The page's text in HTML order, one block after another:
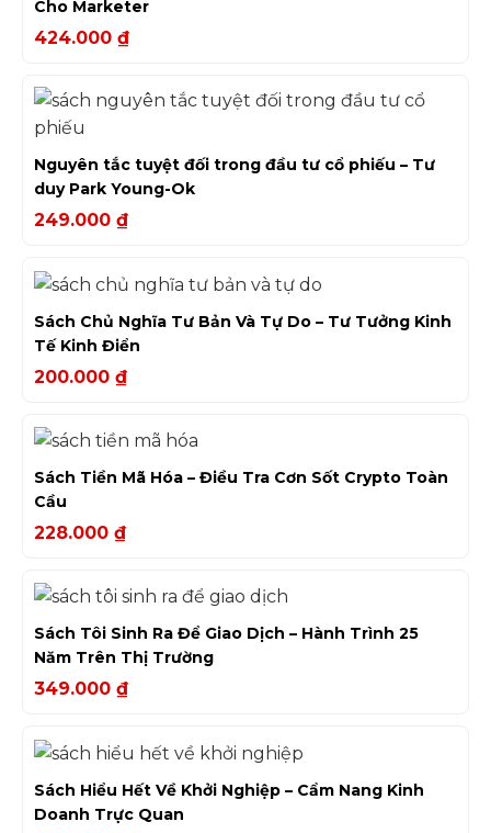
Cho Marketer
424.000 ₫
Nguyên tắc tuyệt đối trong đầu tư cổ phiếu – Tư
duy Park Young-Ok
249.000 ₫
Sách Chủ Nghĩa Tư Bản Và Tự Do – Tư Tưởng Kinh
Tế Kinh Điển
200.000 ₫
Sách Tiền Mã Hóa – Điều Tra Cơn Sốt Crypto Toàn
Cầu
228.000 ₫
Sách Tôi Sinh Ra Để Giao Dịch – Hành Trình 25
Năm Trên Thị Trường
349.000 ₫
Sách Hiểu Hết Về Khởi Nghiệp – Cẩm Nang Kinh
Doanh Trực Quan